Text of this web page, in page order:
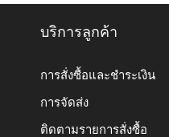
บริการลูกค้า
การสั่งซื้อและชำระเงิน
การจัดส่ง
ติดตามรายการสั่งซื้อ